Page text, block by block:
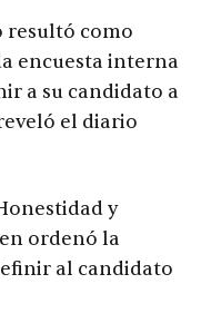
resultó como
encuesta interna
a su candidato a
el diario
y
ordenó la
al candidato